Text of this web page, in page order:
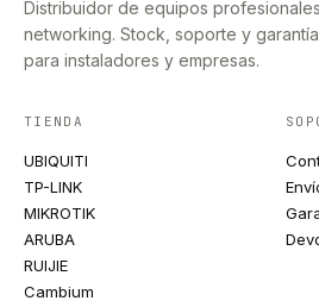
Distribuidor de equipos
networking. Stock, soporte y
para instaladores y empresas.
TIENDA
UBIQUITI
TP-LINK
MIKROTIK
ARUBA
RUIJIE
Cambium